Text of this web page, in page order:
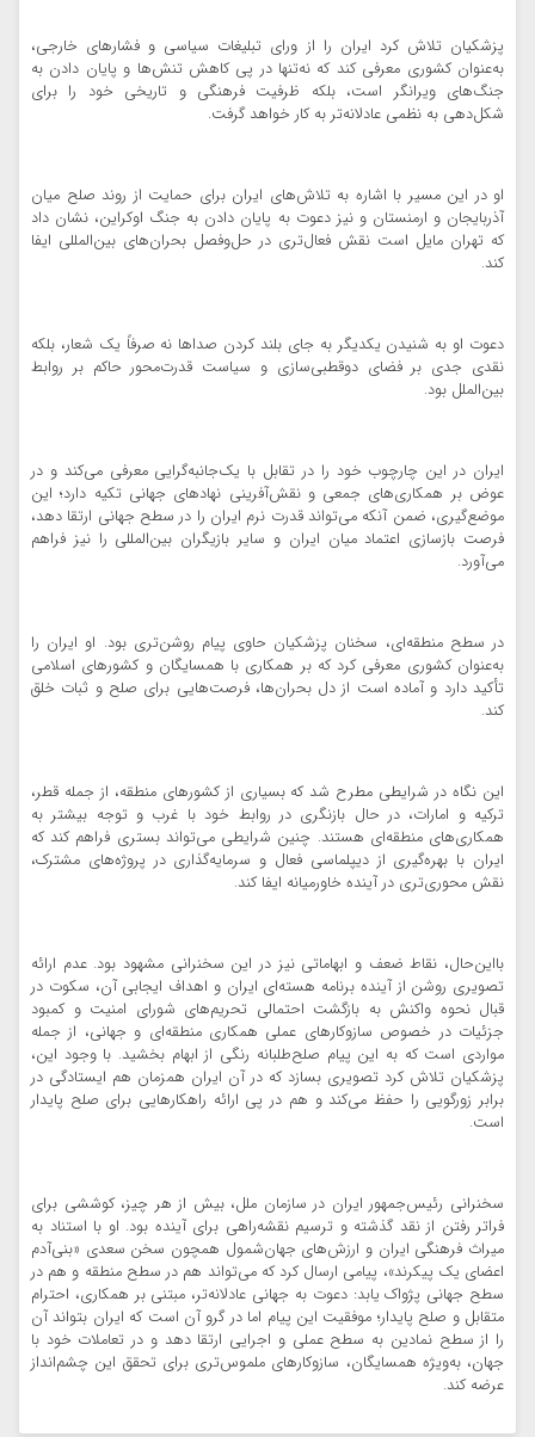
پزشکیان تلاش کرد ایران را از ورای تبلیغات سیاسی و فشارهای خارجی،
به‌عنوان کشوری معرفی کند که نه‌تنها در پی کاهش تنش‌ها و پایان دادن به
جنگ‌های ویرانگر است، بلکه ظرفیت فرهنگی و تاریخی خود را برای
شکل‌دهی به نظمی عادلانه‌تر به کار خواهد گرفت.
او در این مسیر با اشاره به تلاش‌های ایران برای حمایت از روند صلح میان
آذربایجان و ارمنستان و نیز دعوت به پایان دادن به جنگ اوکراین، نشان داد
که تهران مایل است نقش فعال‌تری در حل‌وفصل بحران‌های بین‌المللی ایفا
کند.
دعوت او به شنیدن یکدیگر به جای بلند کردن صداها نه صرفاً یک شعار، بلکه
نقدی جدی بر فضای دوقطبی‌سازی و سیاست قدرت‌محور حاکم بر روابط
بین‌الملل بود.
ایران در این چارچوب خود را در تقابل با یک‌جانبه‌گرایی معرفی می‌کند و در
عوض بر همکاری‌های جمعی و نقش‌آفرینی نهادهای جهانی تکیه دارد؛ این
موضع‌گیری، ضمن آنکه می‌تواند قدرت نرم ایران را در سطح جهانی ارتقا دهد،
فرصت بازسازی اعتماد میان ایران و سایر بازیگران بین‌المللی را نیز فراهم
می‌آورد.
در سطح منطقه‌ای، سخنان پزشکیان حاوی پیام روشن‌تری بود. او ایران را
به‌عنوان کشوری معرفی کرد که بر همکاری با همسایگان و کشورهای اسلامی
تأکید دارد و آماده است از دل بحران‌ها، فرصت‌هایی برای صلح و ثبات خلق
کند.
این نگاه در شرایطی مطرح شد که بسیاری از کشورهای منطقه، از جمله قطر،
ترکیه و امارات، در حال بازنگری در روابط خود با غرب و توجه بیشتر به
همکاری‌های منطقه‌ای هستند. چنین شرایطی می‌تواند بستری فراهم کند که
ایران با بهره‌گیری از دیپلماسی فعال و سرمایه‌گذاری در پروژه‌های مشترک،
نقش محوری‌تری در آینده خاورمیانه ایفا کند.
بااین‌حال، نقاط ضعف و ابهاماتی نیز در این سخنرانی مشهود بود. عدم ارائه
تصویری روشن از آینده برنامه هسته‌ای ایران و اهداف ایجابی آن، سکوت در
قبال نحوه واکنش به بازگشت احتمالی تحریم‌های شورای امنیت و کمبود
جزئیات در خصوص سازوکارهای عملی همکاری منطقه‌ای و جهانی، از جمله
مواردی است که به این پیام صلح‌طلبانه رنگی از ابهام بخشید. با وجود این،
پزشکیان تلاش کرد تصویری بسازد که در آن ایران همزمان هم ایستادگی در
برابر زورگویی را حفظ می‌کند و هم در پی ارائه راهکارهایی برای صلح پایدار
است.
سخنرانی رئیس‌جمهور ایران در سازمان ملل، بیش از هر چیز، کوششی برای
فراتر رفتن از نقد گذشته و ترسیم نقشه‌راهی برای آینده بود. او با استناد به
میراث فرهنگی ایران و ارزش‌های جهان‌شمول همچون سخن سعدی «بنی‌آدم
اعضای یک پیکرند»، پیامی ارسال کرد که می‌تواند هم در سطح منطقه و هم در
سطح جهانی پژواک یابد: دعوت به جهانی عادلانه‌تر، مبتنی بر همکاری، احترام
متقابل و صلح پایدار؛ موفقیت این پیام اما در گرو آن است که ایران بتواند آن
را از سطح نمادین به سطح عملی و اجرایی ارتقا دهد و در تعاملات خود با
جهان، به‌ویژه همسایگان، سازوکارهای ملموس‌تری برای تحقق این چشم‌انداز
عرضه کند.